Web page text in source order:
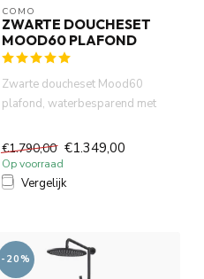
COMO
ZWARTE DOUCHESET
MOOD60 PLAFOND
Zwarte doucheset Mood60
plafond, waterbesparend met
hoofddou...
€1.790,00 €1.349,00
Op voorraad
Vergelijk
-20%